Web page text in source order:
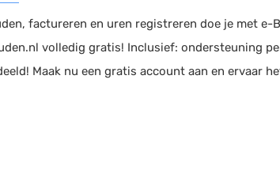
factureren en uren registreren doe je met e-
volledig gratis! Inclusief: ondersteuning
Maak nu een gratis account aan en ervaar